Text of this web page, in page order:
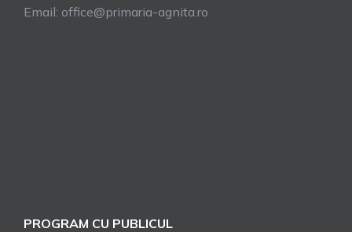
Email: office@primaria-agnita.ro
PROGRAM CU PUBLICUL